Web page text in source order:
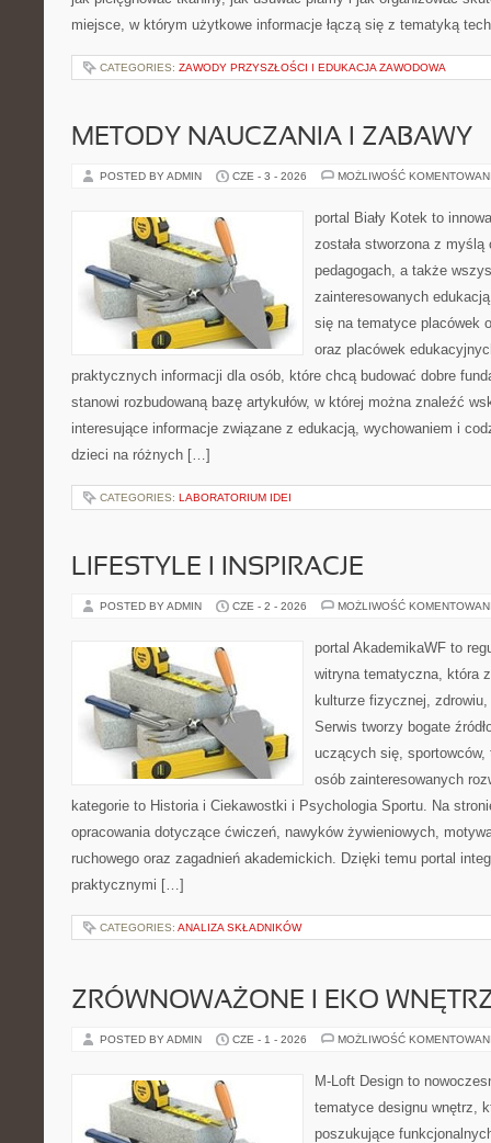
miejsce, w którym użytkowe informacje łączą się z tematyką
CATEGORIES: ZAWODY PRZYSZŁOŚCI I EDUKACJA ZAWODOWA
METODY NAUCZANIA I ZABAWY
POSTED BY ADMIN CZE - 3 - 2026 MOŻLIWOŚĆ
portal Biały Kotek to
została stworzona z
pedagogach, a także
zainteresowanych
się na tematyce placówek
oraz placówek
praktycznych informacji dla osób, które chcą budować dobre
stanowi rozbudowaną bazę artykułów, w której można znaleźć
interesujące informacje związane z edukacją, wychowaniem i
dzieci na różnych […]
CATEGORIES: LABORATORIUM IDEI
LIFESTYLE I INSPIRACJE
POSTED BY ADMIN CZE - 2 - 2026 MOŻLIWOŚĆ
portal AkademikaWF to
witryna tematyczna, która
kulturze fizycznej,
Serwis tworzy bogate
uczących się,
osób zainteresowanych
kategorie to Historia i Ciekawostki i Psychologia Sportu. Na
opracowania dotyczące ćwiczeń, nawyków żywieniowych,
ruchowego oraz zagadnień akademickich. Dzięki temu portal
praktycznymi […]
CATEGORIES: ANALIZA SKŁADNIKÓW
ZRÓWNOWAŻONE I EKO
POSTED BY ADMIN CZE - 1 - 2026 MOŻLIWOŚĆ
M-Loft Design to
tematyce designu wnętrz,
poszukujące